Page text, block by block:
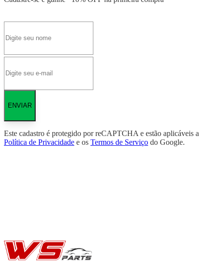
ENVIAR
Este cadastro é protegido por reCAPTCHA e estão aplicáveis a
Política de Privacidade e os Termos de Serviço do Google.